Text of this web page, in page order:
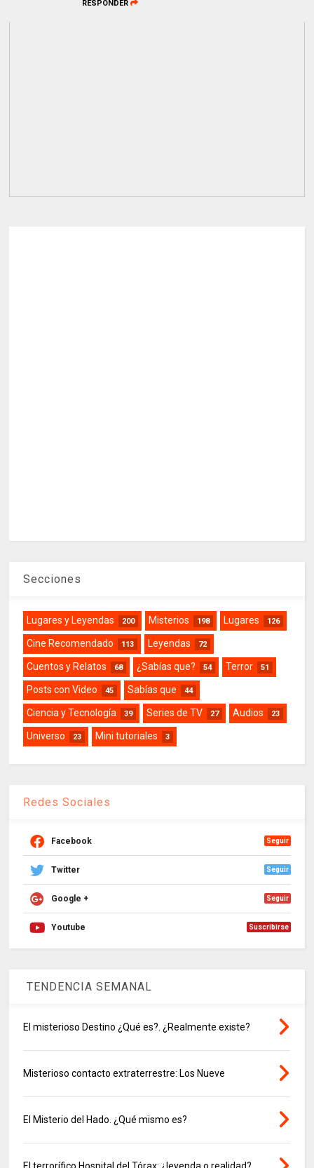
RESPONDER
Secciones
Lugares y Leyendas 200 Misterios 198 Lugares 126
Cine Recomendado 113 Leyendas 72
Cuentos y Relatos 68 ¿Sabías que? 54 Terror 51
Posts con Video 45 Sabías que 44
Ciencia y Tecnología 39 Series de TV 27 Audios 23
Universo 23 Mini tutoriales 3
Redes Sociales
Facebook Seguir
Twitter Seguir
Google + Seguir
Youtube Suscribirse
TENDENCIA SEMANAL
El misterioso Destino ¿Qué es?. ¿Realmente existe?
Misterioso contacto extraterrestre: Los Nueve
El Misterio del Hado. ¿Qué mismo es?
El terrorífico Hospital del Tórax: ¿leyenda o realidad?